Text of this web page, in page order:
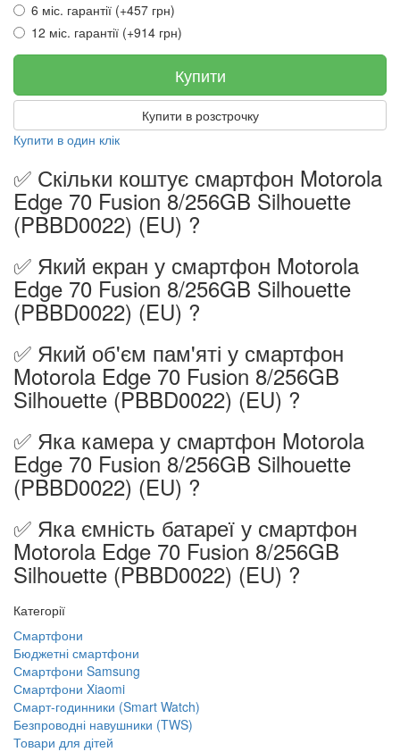
6 міс. гарантії (+457 грн)
12 міс. гарантії (+914 грн)
Купити
Купити в розстрочку
Купити в один клік
✅ Скільки коштує смартфон Motorola
Edge 70 Fusion 8/256GB Silhouette
(PBBD0022) (EU) ?
✅ Який екран у смартфон Motorola
Edge 70 Fusion 8/256GB Silhouette
(PBBD0022) (EU) ?
✅ Який об'єм пам'яті у смартфон
Motorola Edge 70 Fusion 8/256GB
Silhouette (PBBD0022) (EU) ?
✅ Яка камера у смартфон Motorola
Edge 70 Fusion 8/256GB Silhouette
(PBBD0022) (EU) ?
✅ Яка ємність батареї у смартфон
Motorola Edge 70 Fusion 8/256GB
Silhouette (PBBD0022) (EU) ?
Категорії
Смартфони
Бюджетні смартфони
Смартфони Samsung
Смартфони Xiaomi
Смарт-годинники (Smart Watch)
Безпроводні навушники (TWS)
Товари для дітей